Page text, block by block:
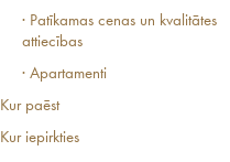
· Patīkamas cenas un kvalitātes
attiecības
· Apartamenti
Kur paēst
Kur iepirkties